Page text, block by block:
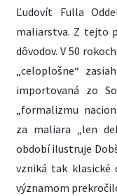
Ľudovít Fulla
maliarstva. Z tejto
dôvodov. V 50
„celoplošne“
importovaná zo
„formalizmu
za maliara „len
období ilustruje
vzniká tak
významom